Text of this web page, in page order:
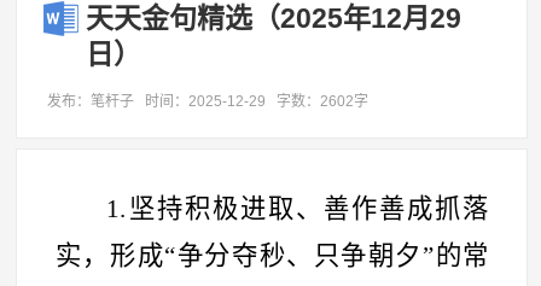
天天金句精选（2025年12月29
日）
发布：笔杆子 时间：2025-12-29 字数：2602字
1.坚持积极进取、善作善成抓落
实，形成“争分夺秒、只争朝夕”的常